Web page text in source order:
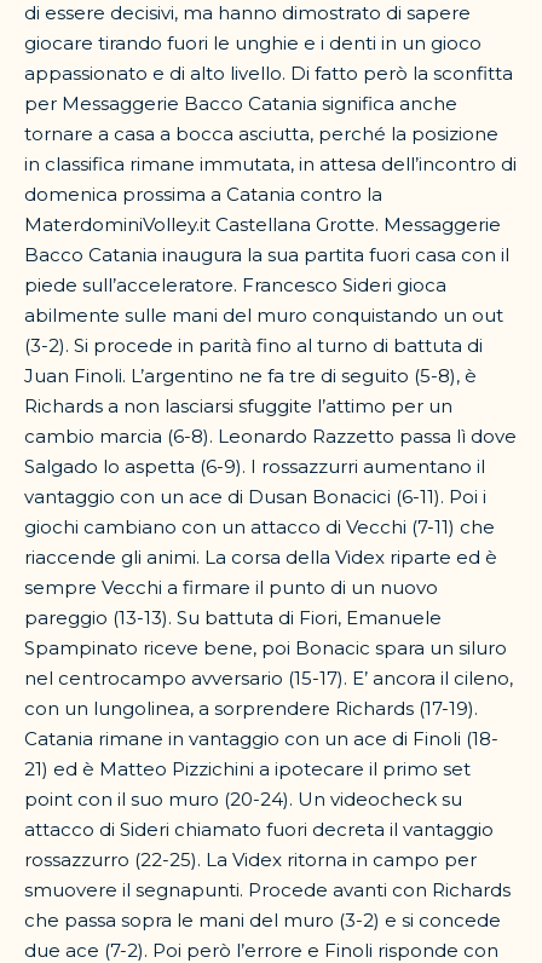
di essere decisivi, ma hanno dimostrato di sapere
giocare tirando fuori le unghie e i denti in un gioco
appassionato e di alto livello. Di fatto però la sconfitta
per Messaggerie Bacco Catania significa anche
tornare a casa a bocca asciutta, perché la posizione
in classifica rimane immutata, in attesa dell’incontro di
domenica prossima a Catania contro la
MaterdominiVolley.it Castellana Grotte. Messaggerie
Bacco Catania inaugura la sua partita fuori casa con il
piede sull’acceleratore. Francesco Sideri gioca
abilmente sulle mani del muro conquistando un out
(3-2). Si procede in parità fino al turno di battuta di
Juan Finoli. L’argentino ne fa tre di seguito (5-8), è
Richards a non lasciarsi sfuggite l’attimo per un
cambio marcia (6-8). Leonardo Razzetto passa lì dove
Salgado lo aspetta (6-9). I rossazzurri aumentano il
vantaggio con un ace di Dusan Bonacici (6-11). Poi i
giochi cambiano con un attacco di Vecchi (7-11) che
riaccende gli animi. La corsa della Videx riparte ed è
sempre Vecchi a firmare il punto di un nuovo
pareggio (13-13). Su battuta di Fiori, Emanuele
Spampinato riceve bene, poi Bonacic spara un siluro
nel centrocampo avversario (15-17). E’ ancora il cileno,
con un lungolinea, a sorprendere Richards (17-19).
Catania rimane in vantaggio con un ace di Finoli (18-
21) ed è Matteo Pizzichini a ipotecare il primo set
point con il suo muro (20-24). Un videocheck su
attacco di Sideri chiamato fuori decreta il vantaggio
rossazzurro (22-25). La Videx ritorna in campo per
smuovere il segnapunti. Procede avanti con Richards
che passa sopra le mani del muro (3-2) e si concede
due ace (7-2). Poi però l’errore e Finoli risponde con